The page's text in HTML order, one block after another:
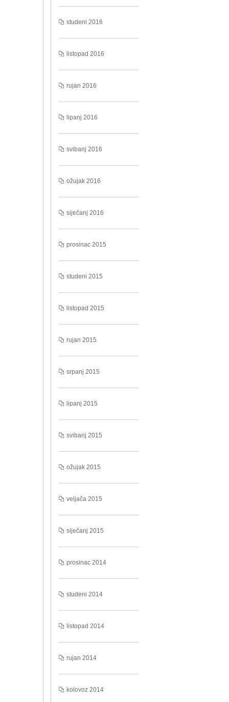
studeni 2016
listopad 2016
rujan 2016
lipanj 2016
svibanj 2016
ožujak 2016
siječanj 2016
prosinac 2015
studeni 2015
listopad 2015
rujan 2015
srpanj 2015
lipanj 2015
svibanj 2015
ožujak 2015
veljača 2015
siječanj 2015
prosinac 2014
studeni 2014
listopad 2014
rujan 2014
kolovoz 2014